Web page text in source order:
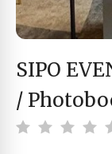
SIPO
/